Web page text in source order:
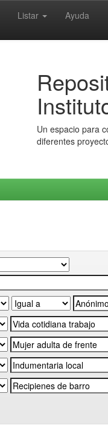
Listar Ayuda
Un espacio para
diferentes